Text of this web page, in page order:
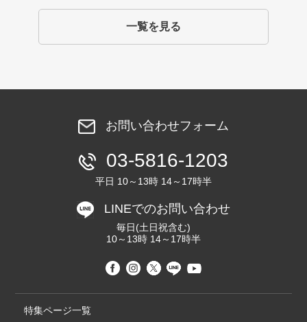
一覧を見る
お問い合わせフォーム
03-5816-1203
平日 10～13時 14～17時半
LINEでのお問い合わせ
毎日(土日祝含む)
10～13時 14～17時半
特集ページ一覧